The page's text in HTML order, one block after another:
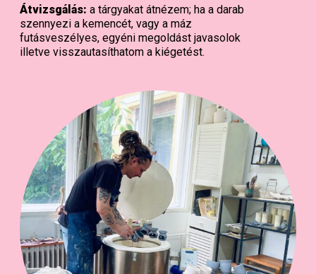
Átvizsgálás: a tárgyakat átnézem; ha a darab
szennyezi a kemencét, vagy a máz
futásveszélyes, egyéni megoldást javasolok
illetve visszautasíthatom a kiégetést.